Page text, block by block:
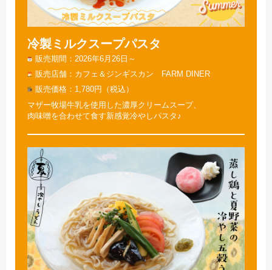
冷製ミルクスープパスタ
販売期間
2026年6月26日～
販売店舗
カフェ＆ジンギスカン FARM DINER
販売価格
1,780円（税込）
マザー牧場牛乳を使用した濃厚クリームスープ、
肉味噌を合わせて食す新感覚冷やしパスタ♪